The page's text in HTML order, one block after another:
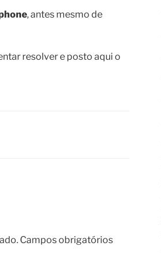
, antes mesmo de
resolver e posto aqui o
Campos obrigatórios